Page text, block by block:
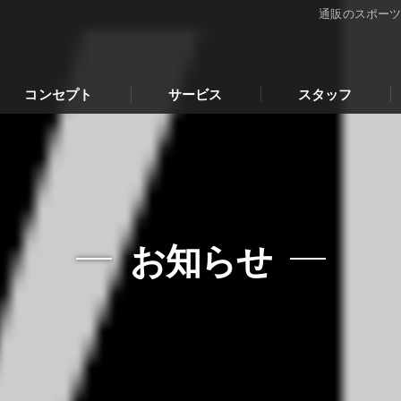
通販のスポー
コンセプト
通販のスポーツウェア･Rykohsの口コミ情報
通販のスポーツウェア･Rykohsの評判
通販のスポーツウェア･Rykohsのお客様の声
サービス スタッフ
お知らせ